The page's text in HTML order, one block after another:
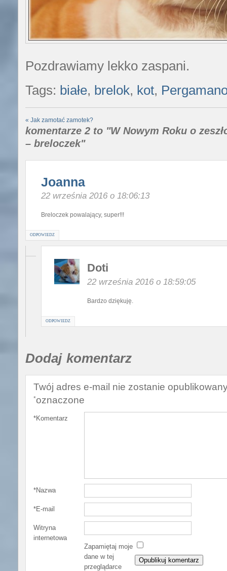
Pozdrawiamy lekko zaspani.
Tags: białe, brelok, kot,
« Jak zamotać zamotek?
komentarze 2 to "W Nowym Roku o
– breloczek"
Joanna
22 września 2016 o 18:06:13
Breloczek powalający, super!!!
ODPOWIEDZ
Doti
22 września 2016 o 18:59:05
Bardzo dziękuję.
ODPOWIEDZ
Dodaj komentarz
Twój adres e-mail nie zostanie
oznaczone
*
Komentarz
*
Nazwa
*
E-mail
*
Witryna
internetowa
Zapamiętaj moje
dane w tej
przeglądarce